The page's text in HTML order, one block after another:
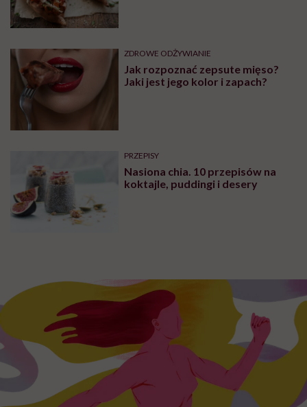
ZDROWE ODŻYWIANIE
Jak rozpoznać zepsute mięso?
Jaki jest jego kolor i zapach?
PRZEPISY
Nasiona chia. 10 przepisów na
koktajle, puddingi i desery